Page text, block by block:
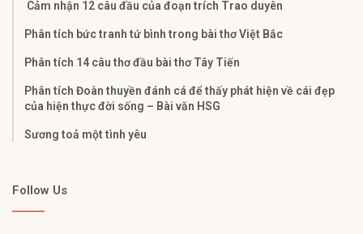
Cảm nhận 12 câu đầu của đoạn trích Trao duyên
Phân tích bức tranh tứ bình trong bài thơ Việt Bắc
Phân tích 14 câu thơ đầu bài thơ Tây Tiến
Phân tích Đoàn thuyền đánh cá để thấy phát hiện về cái đẹp
của hiện thực đời sống – Bài văn HSG
Sương toả một tình yêu
Follow Us